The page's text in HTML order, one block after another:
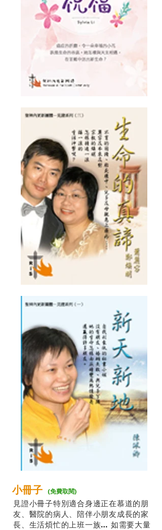
小冊子 (免費取閱)
見證小冊子特別適合身邊正在慕道的朋
友、醫院的病人、陪伴小朋友成長的家
長、生活煩忙的上班一族… 如需要大量